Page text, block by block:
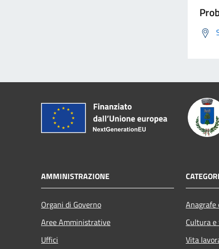
AMMINISTRAZIONE
Organi di Governo
Aree Amministrative
Uffici
Cultura
Vita